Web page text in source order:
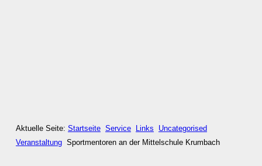
Aktuelle Seite: Startseite Service Links
Uncategorised
Veranstaltung Sportmentoren an der Mittelschule Krumbach